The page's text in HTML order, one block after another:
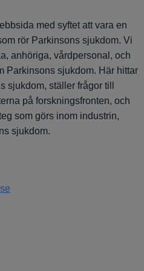
med syftet att vara en
rör Parkinsons sjukdom. Vi
anhöriga, vårdpersonal, och
Parkinsons sjukdom. Här hittar
sjukdom, ställer frågor till
på forskningsfronten, och
som görs inom industrin,
sjukdom.